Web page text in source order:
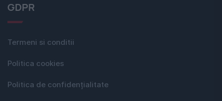
GDPR
Termeni si conditii
Politica cookies
Politica de confidențialitate